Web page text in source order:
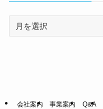
会社案内 事業案内 Q&A